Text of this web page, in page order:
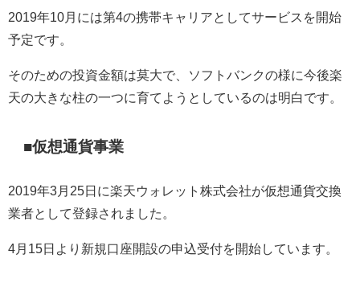
2019年10月には第4の携帯キャリアとしてサービスを開始
予定です。
そのための投資金額は莫大で、ソフトバンクの様に今後楽
天の大きな柱の一つに育てようとしているのは明白です。
■仮想通貨事業
2019年3月 25日に楽天ウォレット株式会社が仮想通貨交換
業者として登録されました。
4月 15日より新規口座開設の申込受付を開始しています。